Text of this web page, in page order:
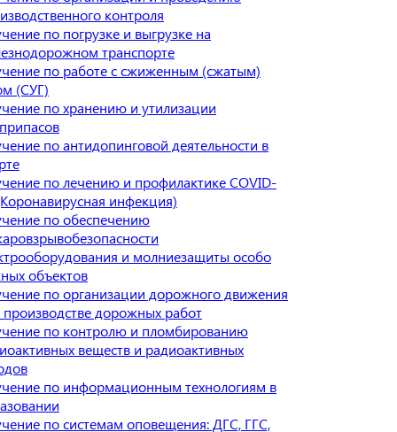
контроля
по погрузке и выгрузке на
транспорте
по работе с сжиженным (сжатым)
(СУГ)
по хранению и утилизации
по антидопинговой деятельности в
по лечению и профилактике COVID-
инфекция)
по обеспечению
и молниезащиты особо
объектов
по организации дорожного движения
дорожных работ
по контролю и пломбированию
веществ и радиоактивных
по информационным технологиям в
по системам оповещения: ДГС, ГГС,